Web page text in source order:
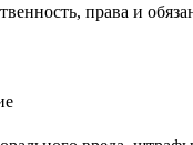
права и